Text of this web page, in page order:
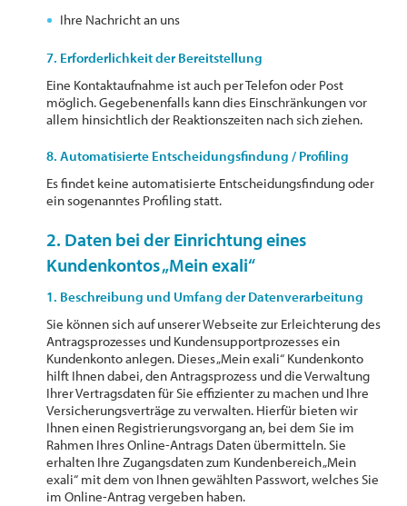
Ihre Nachricht an uns
7. Erforderlichkeit der Bereitstellung
Eine Kontaktaufnahme ist auch per Telefon oder Post
möglich. Gegebenenfalls kann dies Einschränkungen vor
allem hinsichtlich der Reaktionszeiten nach sich ziehen.
8. Automatisierte Entscheidungsfindung / Profiling
Es findet keine automatisierte Entscheidungsfindung oder
ein sogenanntes Profiling statt.
2. Daten bei der Einrichtung eines
Kundenkontos „Mein exali“
1. Beschreibung und Umfang der Datenverarbeitung
Sie können sich auf unserer Webseite zur Erleichterung des
Antragsprozesses und Kundensupportprozesses ein
Kundenkonto anlegen. Dieses „Mein exali“ Kundenkonto
hilft Ihnen dabei, den Antragsprozess und die Verwaltung
Ihrer Vertragsdaten für Sie effizienter zu machen und Ihre
Versicherungsverträge zu verwalten. Hierfür bieten wir
Ihnen einen Registrierungsvorgang an, bei dem Sie im
Rahmen Ihres Online-Antrags Daten übermitteln. Sie
erhalten Ihre Zugangsdaten zum Kundenbereich „Mein
exali“ mit dem von Ihnen gewählten Passwort, welches Sie
im Online-Antrag vergeben haben.